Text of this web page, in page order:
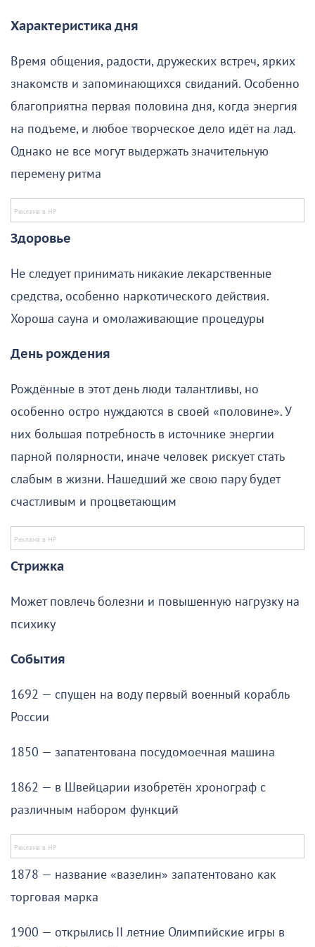
Характеристика дня
Время общения, радости, дружеских встреч, ярких
знакомств и запоминающихся свиданий. Особенно
благоприятна первая половина дня, когда энергия
на подъеме, и любое творческое дело идёт на лад.
Однако не все могут выдержать значительную
перемену ритма
Здоровье
Не следует принимать никакие лекарственные
средства, особенно наркотического действия.
Хороша сауна и омолаживающие процедуры
День рождения
Рождённые в этот день люди талантливы, но
особенно остро нуждаются в своей «половине». У
них большая потребность в источнике энергии
парной полярности, иначе человек рискует стать
слабым в жизни. Нашедший же свою пару будет
счастливым и процветающим
Стрижка
Может повлечь болезни и повышенную нагрузку на
психику
События
1692 — спущен на воду первый военный корабль
России
1850 — запатентована посудомоечная машина
1862 — в Швейцарии изобретён хронограф с
различным набором функций
1878 — название «вазелин» запатентовано как
торговая марка
1900 — открылись II летние Олимпийские игры в